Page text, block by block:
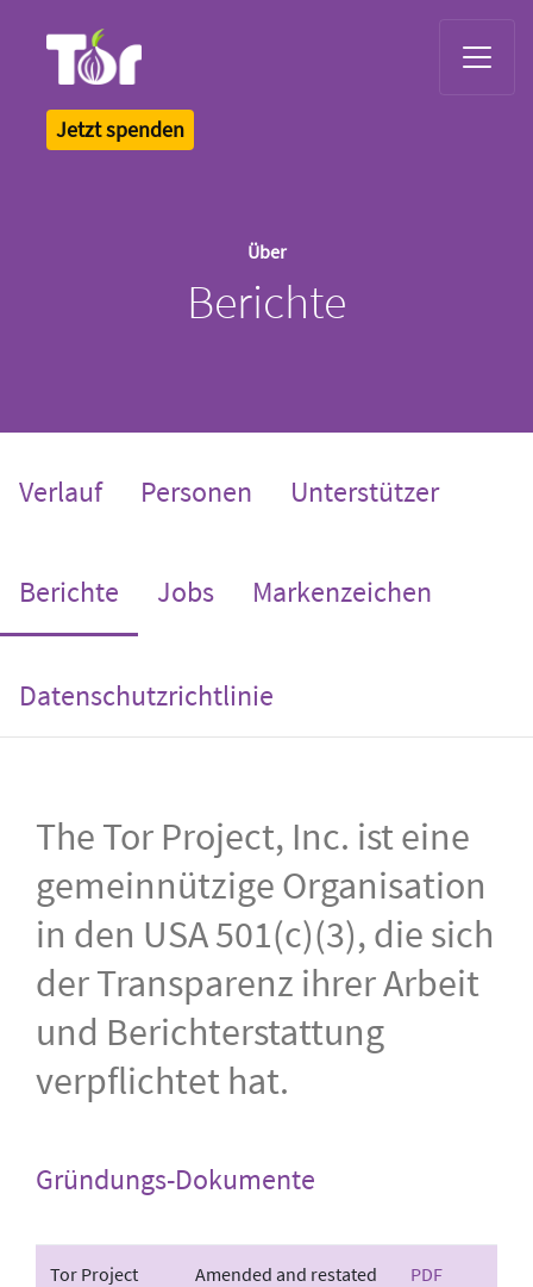
Jetzt spenden
Über
Berichte
Verlauf Personen Unterstützer
Berichte (current)
Jobs Markenzeichen
Datenschutzrichtlinie
The Tor Project, Inc. ist eine
gemeinnützige Organisation
in den USA 501(c)(3), die sich
der Transparenz ihrer Arbeit
und Berichterstattung
verpflichtet hat.
Gründungs-Dokumente
Tor Project
Amended and restated
PDF